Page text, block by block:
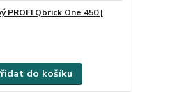
PROFI Qbrick One 450 |
do košíku